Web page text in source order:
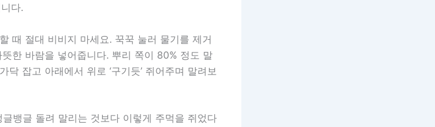
다.
때 절대 비비지 마세요. 꾹꾹 눌러 물기를 제거
한 바람을 넣어줍니다. 뿌리 쪽이 80% 정도 말
잡고 아래에서 위로 ‘구기듯’ 쥐어주며 말려보
뱅글 돌려 말리는 것보다 이렇게 주먹을 쥐었다